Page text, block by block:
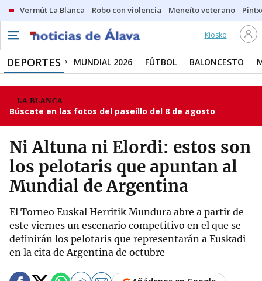
Vermút La Blanca Robo con violencia Meneíto veterano
Kiosko
DEPORTES MUNDIAL 2026 FÚTBOL BALONCESTO
LA BLANCA
Búscate en las fotos del paseíllo del 8 de agosto
Ni Altuna ni Elordi: estos son
los pelotaris que apuntan al
Mundial de Argentina
El Torneo Euskal Herritik Mundura abre a partir de
este viernes un escenario competitivo en el que se
definirán los pelotaris que representarán a Euskadi
en la cita de Argentina de octubre